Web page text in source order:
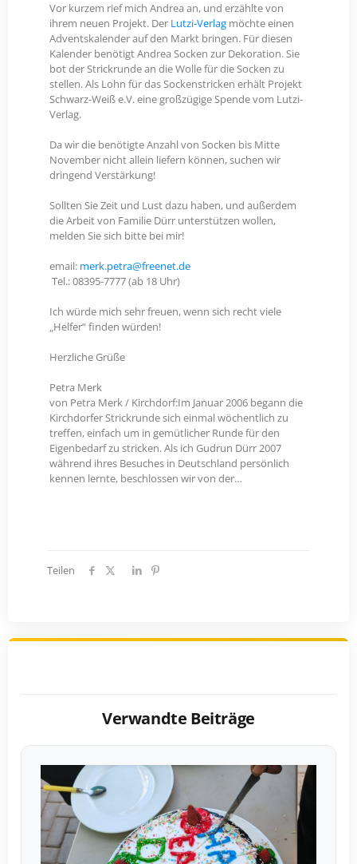
Vor kurzem rief mich Andrea an, und erzählte von
ihrem neuen Projekt. Der Lutzi-Verlag möchte einen
Adventskalender auf den Markt bringen. Für diesen
Kalender benötigt Andrea Socken zur Dekoration. Sie
bot der Strickrunde an die Wolle für die Socken zu
stellen. Als Lohn für das Sockenstricken erhält Projekt
Schwarz-Weiß e.V. eine großzügige Spende vom Lutzi-
Verlag.
Da wir die benötigte Anzahl von Socken bis Mitte
November nicht allein liefern können, suchen wir
dringend Verstärkung!
Sollten Sie Zeit und Lust dazu haben, und außerdem
die Arbeit von Familie Dürr unterstützen wollen,
melden Sie sich bitte bei mir!
email: merk.petra@freenet.de
Tel.: 08395-7777 (ab 18 Uhr)
Ich würde mich sehr freuen, wenn sich recht viele
„Helfer“ finden würden!
Herzliche Grüße
Petra Merk
von Petra Merk / Kirchdorf:Im Januar 2006 begann die
Kirchdorfer Strickrunde sich einmal wöchentlich zu
treffen, einfach um in gemütlicher Runde für den
Eigenbedarf zu stricken. Als ich Gudrun Dürr 2007
während ihres Besuches in Deutschland persönlich
kennen lernte, beschlossen wir von der…
Teilen
Verwandte Beiträge